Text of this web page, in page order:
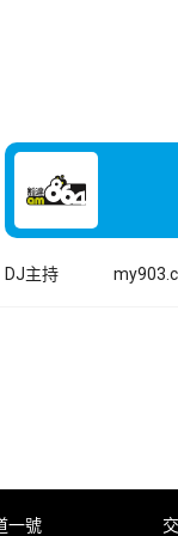
DJ主持
一號